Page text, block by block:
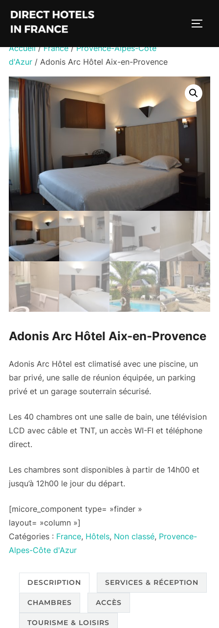
contenu
Accueil/France/Provence-Alpes-Côte
d'Azur/ Adonis Arc Hôtel Aix-en-Provence
Adonis Arc Hôtel Aix-en-Provence
Adonis Arc Hôtel est climatisé avec une piscine, un
bar privé, une salle de réunion équipée, un parking
privé et un garage souterrain sécurisé.
Les 40 chambres ont une salle de bain, une télévision
LCD avec câble et TNT, un accès WI-FI et téléphone
direct.
Les chambres sont disponibles à partir de 14h00 et
jusqu’à 12h00 le jour du départ.
[micore_component type= »finder »
layout= »column »]
Catégories : France, Hôtels, Non classé, Provence-
Alpes-Côte d'Azur
DESCRIPTION SERVICES & RÉCEPTION
CHAMBRES ACCÈS
TOURISME & LOISIRS